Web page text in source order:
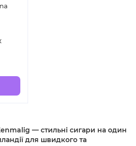
— стильні сигари на один
для швидкого та